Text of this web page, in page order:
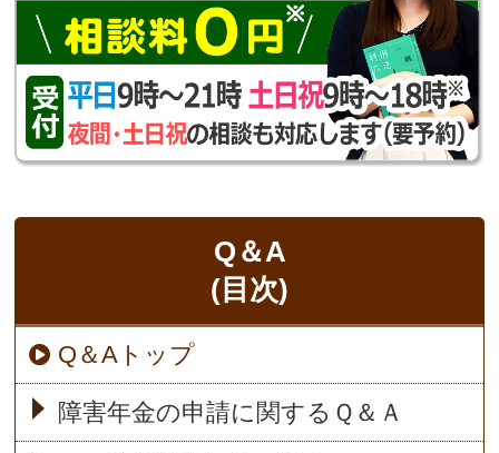
Q＆A
(目次)
Q＆Aトップ
障害年金の申請に関するＱ＆Ａ